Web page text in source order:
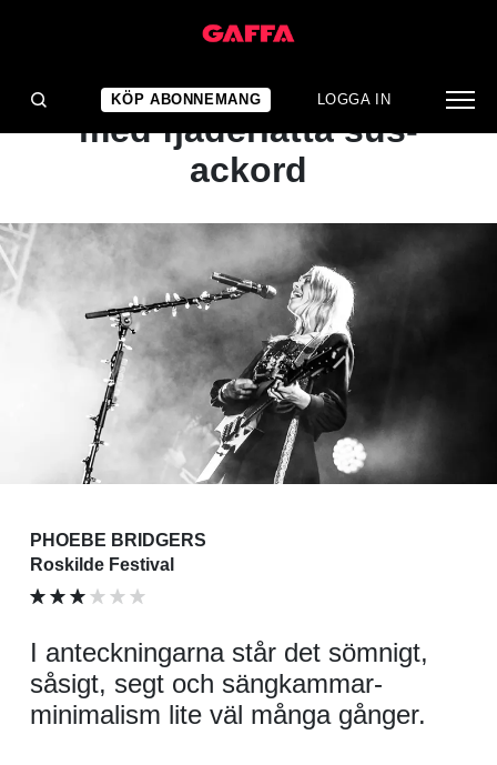
KÖP ABONNEMANG LOGGA IN
KONSERTRECENSION
Nedtonat och sömnigt
med fjäderlätta sus-
ackord
PHOEBE BRIDGERS
Roskilde Festival
I anteckningarna står det sömnigt,
såsigt, segt och sängkammar-
minimalism lite väl många gånger.